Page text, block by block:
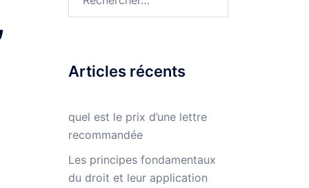
Articles récents
quel est le prix d’une lettre
recommandée
Les principes fondamentaux
du droit et leur application